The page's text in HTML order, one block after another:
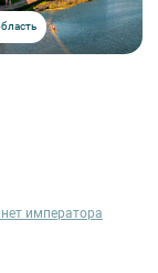
императора